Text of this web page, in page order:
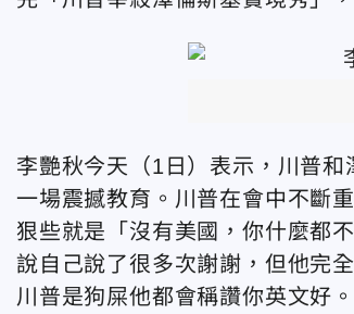
李艷秋今天（1日）表示，川普
一場震撼教育。川普在會中不斷
狠些就是「沒有美國，你什麼都
說自己說了很多次謝謝，但他完
川普是狗屎他都會稱讚你英文好